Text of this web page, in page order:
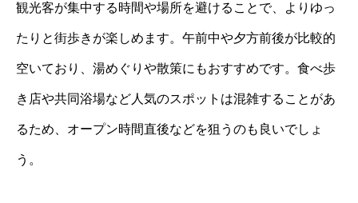
観光客が集中する時間や場所を避けることで、よりゆっ
たりと街歩きが楽しめます。午前中や夕方前後が比較的
空いており、湯めぐりや散策にもおすすめです。食べ歩
き店や共同浴場など人気のスポットは混雑することがあ
るため、オープン時間直後などを狙うのも良いでしょ
う。